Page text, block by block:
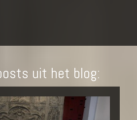
uit het blog: